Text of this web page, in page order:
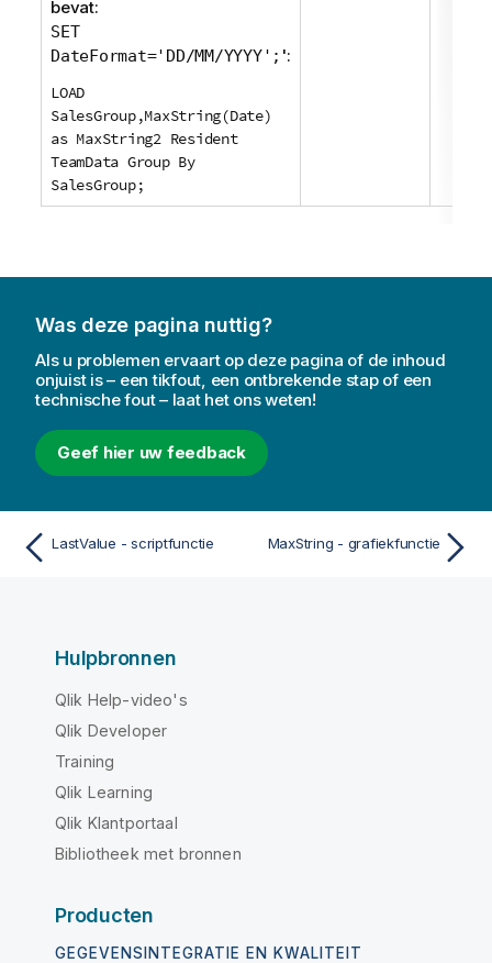
bevat:
SET
DateFormat='DD/MM/YYYY'; ':
LOAD
SalesGroup,MaxString(Date)
as MaxString2 Resident
TeamData Group By
SalesGroup;
Was deze pagina nuttig?
Als u problemen ervaart op deze pagina of de inhoud
onjuist is – een tikfout, een ontbrekende stap of een
technische fout – laat het ons weten!
Geef hier uw feedback
LastValue - scriptfunctie MaxString - grafiekfunctie
Hulpbronnen
Qlik Help-video's
Qlik Developer
Training
Qlik Learning
Qlik Klantportaal
Bibliotheek met bronnen
Producten
GEGEVENSINTEGRATIE EN KWALITEIT